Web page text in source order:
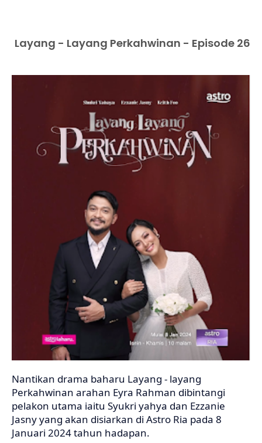
Layang - Layang Perkahwinan - Episode 26
Nantikan drama baharu Layang - layang
Perkahwinan arahan Eyra Rahman dibintangi
pelakon utama iaitu Syukri yahya dan Ezzanie
Jasny yang akan disiarkan di Astro Ria pada 8
Januari 2024 tahun hadapan.